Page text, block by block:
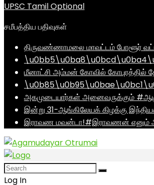
UPSC Tamil Optional
சமீபத்திய பதிவுகள்
திருவண்ணாமலை மாவட்டம் போளூர்
மீனாட்சி அம்மன் கோவில் கோபுரத்தில்
அகமுடையார்கள் அனைவருக்கும்
இன்று 31-ஆங்கிலேயக் கிழக்கு
இராவண மவன்டா!#இராவணன் எனும்
Log In